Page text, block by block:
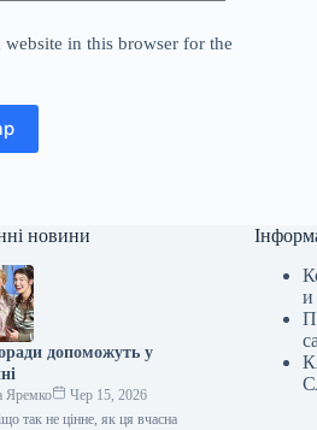
website in this browser for the
новини
допоможуть у
Яремко
Чер 15, 2026
так не цінне, як ця вчасна
и